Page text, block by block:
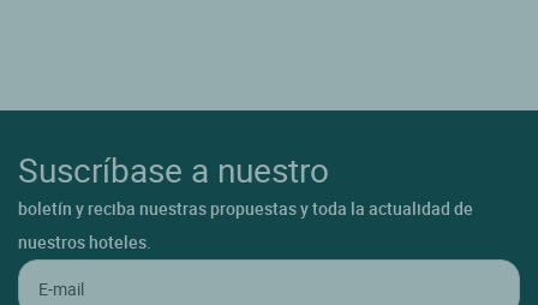
Suscríbase a nuestro
boletín y reciba nuestras propuestas y toda la actualidad de
nuestros hoteles.